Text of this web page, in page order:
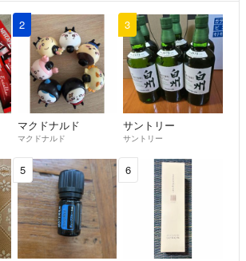
2
マクドナルド
マクドナルド
3
サントリー
サントリー
5 6